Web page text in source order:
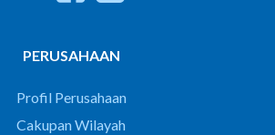
PERUSAHAAN
Profil Perusahaan
Cakupan Wilayah